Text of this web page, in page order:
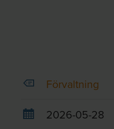
Förvaltning
2026-05-28